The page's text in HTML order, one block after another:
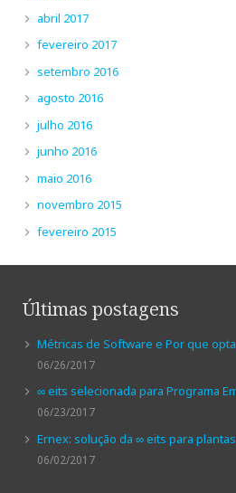
abril 2017
fevereiro 2017
setembro 2016
agosto 2016
julho 2016
junho 2016
maio 2016
novembro 2015
fevereiro 2015
Últimas postagens
Métricas de Software e Por que
06/26/2017
∞ eits selecionada para Programa
06/23/2017
Ernex: solução da ∞ eits para
06/02/2017